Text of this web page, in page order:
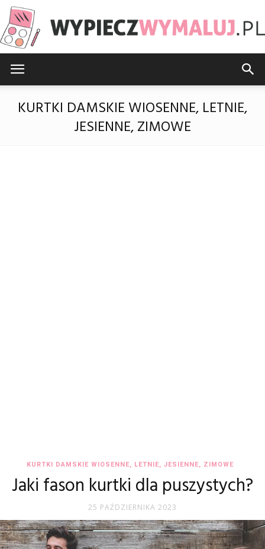
KURTKI DAMSKIE WIOSENNE, LETNIE,
JESIENNE, ZIMOWE
KURTKI DAMSKIE WIOSENNE, LETNIE, JESIENNE, ZIMOWE
Jaki fason kurtki dla puszystych?
25 PAŹDZIERNIKA 2023